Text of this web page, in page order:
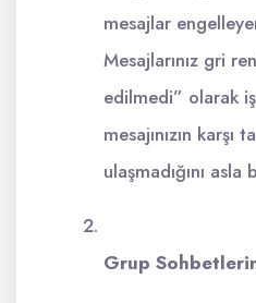
mesajlar
Mesajlarınız gri
edilmedi” olarak
mesajınızın karşı
ulaşmadığını
Grup